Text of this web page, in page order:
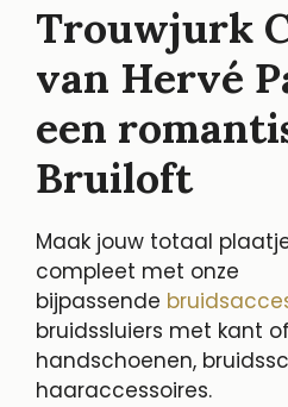
Trouwjurk
van Hervé
een
Bruiloft
Maak jouw totaal
compleet met onze
bijpassende
bruidssluiers met kant
handschoenen,
haaraccessoires.